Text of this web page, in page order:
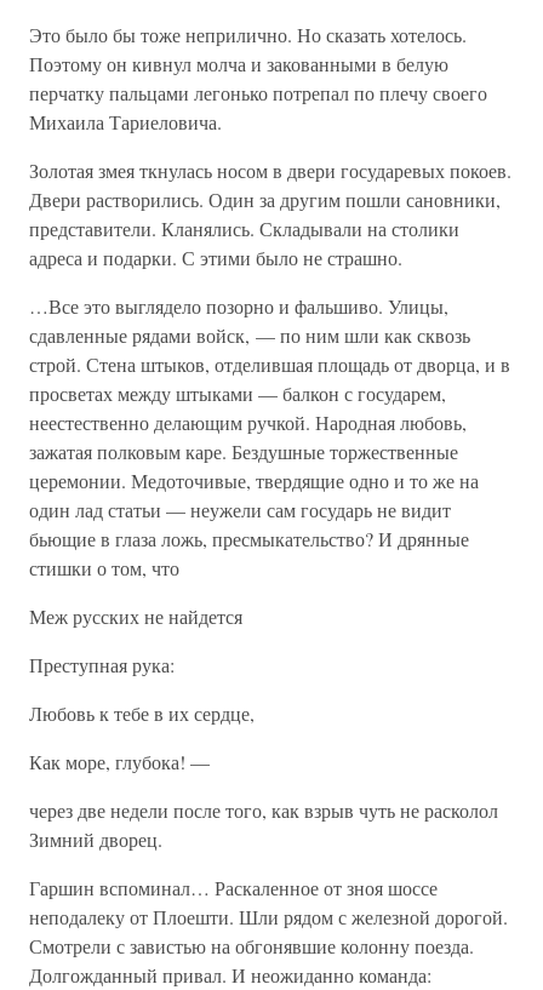
Это было бы тоже неприлично. Но сказать хотелось.
Поэтому он кивнул молча и закованными в белую
перчатку пальцами легонько потрепал по плечу своего
Михаила Тариеловича.
Золотая змея ткнулась носом в двери государевых покоев.
Двери растворились. Один за другим пошли сановники,
представители. Кланялись. Складывали на столики
адреса и подарки. С этими было не страшно.
…Все это выглядело позорно и фальшиво. Улицы,
сдавленные рядами войск, — по ним шли как сквозь
строй. Стена штыков, отделившая площадь от дворца, и в
просветах между штыками — балкон с государем,
неестественно делающим ручкой. Народная любовь,
зажатая полковым каре. Бездушные торжественные
церемонии. Медоточивые, твердящие одно и то же на
один лад статьи — неужели сам государь не видит
бьющие в глаза ложь, пресмыкательство? И дрянные
стишки о том, что
Меж русских не найдется
Преступная рука:
Любовь к тебе в их сердце,
Как море, глубока! —
через две недели после того, как взрыв чуть не расколол
Зимний дворец.
Гаршин вспоминал… Раскаленное от зноя шоссе
неподалеку от Плоешти. Шли рядом с железной дорогой.
Смотрели с завистью на обгонявшие колонну поезда.
Долгожданный привал. И неожиданно команда: